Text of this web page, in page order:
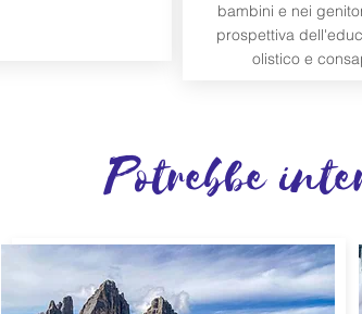
bambini e nei
prospettiva
olistico e
Potrebbe